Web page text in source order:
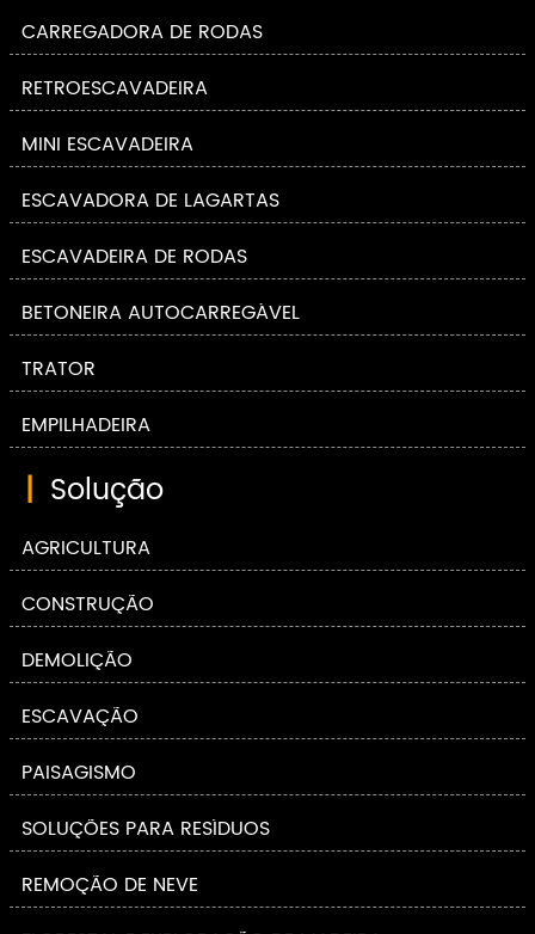
CARREGADORA DE RODAS
RETROESCAVADEIRA
MINI ESCAVADEIRA
ESCAVADORA DE LAGARTAS
ESCAVADEIRA DE RODAS
BETONEIRA AUTOCARREGÁVEL
TRATOR
EMPILHADEIRA
| Solução
AGRICULTURA
CONSTRUÇÃO
DEMOLIÇÃO
ESCAVAÇÃO
PAISAGISMO
SOLUÇÕES PARA RESÍDUOS
REMOÇÃO DE NEVE